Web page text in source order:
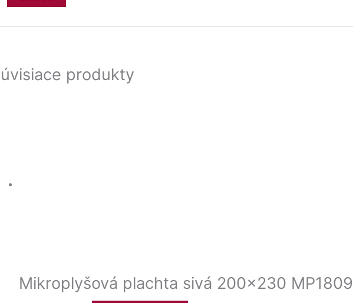
produkty
Mikroplyšová plachta sivá 200×230 MP1809